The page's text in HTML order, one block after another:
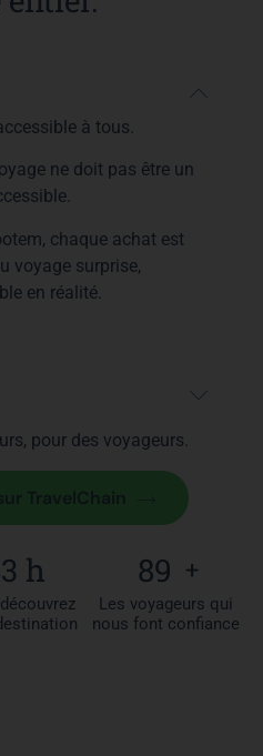
à tous.
ne doit pas être un
chaque achat est
voyage surprise,
en réalité.
pour des voyageurs.
TravelChain
h 98 +
Les voyageurs qui
nous font confiance